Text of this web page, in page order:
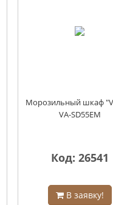
Морозильный шкаф
VA-SD55EM
Код: 26541
В заявку!